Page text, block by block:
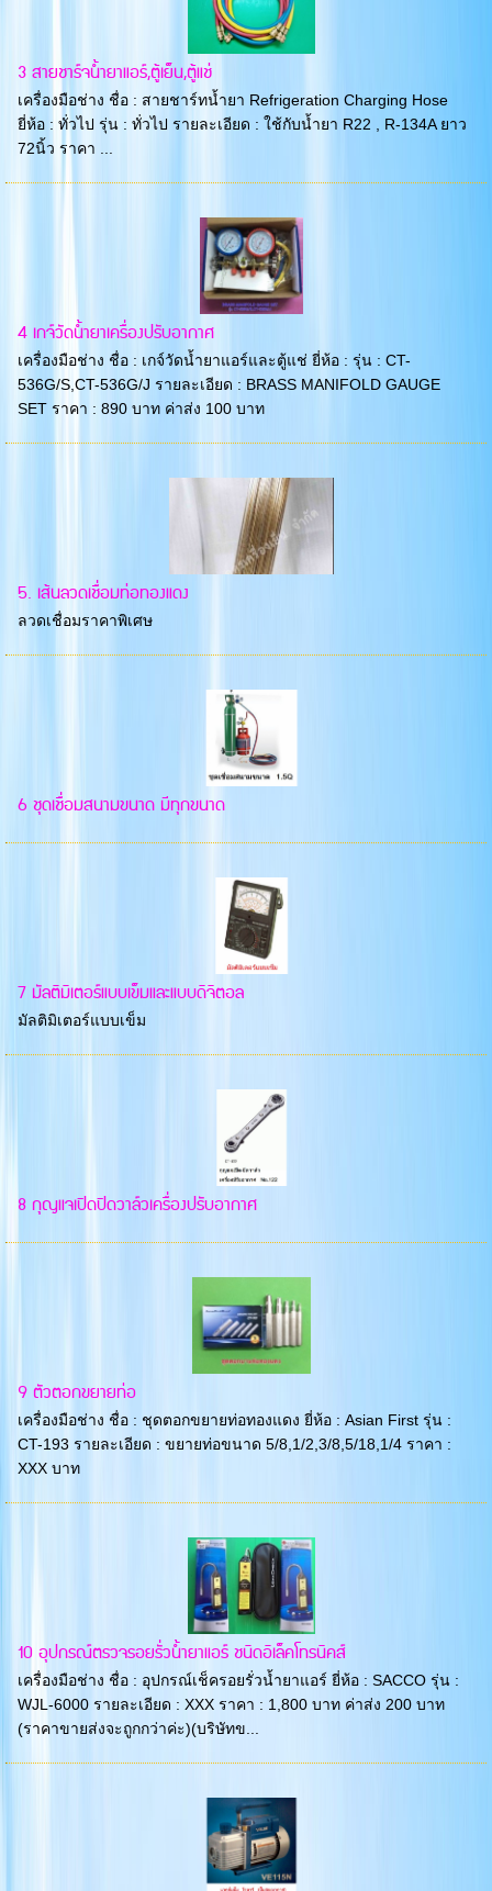
3 สายชาร์จน้ำยาแอร์,ตู้เย็น,ตู้แช่
เครื่องมือช่าง ชื่อ : สายชาร์ทน้ำยา Refrigeration Charging Hose
ยี่ห้อ : ทั่วไป รุ่น : ทั่วไป รายละเอียด : ใช้กับน้ำยา R22 , R-134A ยาว
72นิ้ว ราคา ...
4 เกจ์วัดน้ำยาเครื่องปรับอากาศ
เครื่องมือช่าง ชื่อ : เกจ์วัดน้ำยาแอร์และตู้แช่ ยี่ห้อ : รุ่น : CT-
536G/S,CT-536G/J รายละเอียด : BRASS MANIFOLD GAUGE
SET ราคา : 890 บาท ค่าส่ง 100 บาท
5. เส้นลวดเชื่อมท่อทองแดง
ลวดเชื่อมราคาพิเศษ
6 ชุดเชื่อมสนามขนาด มีทุกขนาด
7 มัลติมิเตอร์แบบเข็มและแบบดิจิตอล
มัลติมิเตอร์แบบเข็ม
8 กุญแจเปิดปิดวาล์วเครื่องปรับอากาศ
9 ตัวตอกขยายท่อ
เครื่องมือช่าง ชื่อ : ชุดตอกขยายท่อทองแดง ยี่ห้อ : Asian First รุ่น :
CT-193 รายละเอียด : ขยายท่อขนาด 5/8,1/2,3/8,5/18,1/4 ราคา :
XXX บาท
10 อุปกรณ์ตรวจรอยรั่วน้ำยาแอร์ ชนิดอิเล็คโทรนิคส์
เครื่องมือช่าง ชื่อ : อุปกรณ์เช็ครอยรั่วน้ำยาแอร์ ยี่ห้อ : SACCO รุ่น :
WJL-6000 รายละเอียด : XXX ราคา : 1,800 บาท ค่าส่ง 200 บาท
(ราคาขายส่งจะถูกกว่าค่ะ)(บริษัทข...